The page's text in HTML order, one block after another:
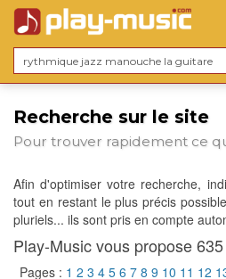
Recherche sur le site
Pour trouver rapidement ce
Afin d'optimiser votre recherche,
tout en restant le plus précis
pluriels... ils sont pris en compte
Play-Music vous propose
Pages : 1 2 3 4 5 6 7 8 9 10 11 12